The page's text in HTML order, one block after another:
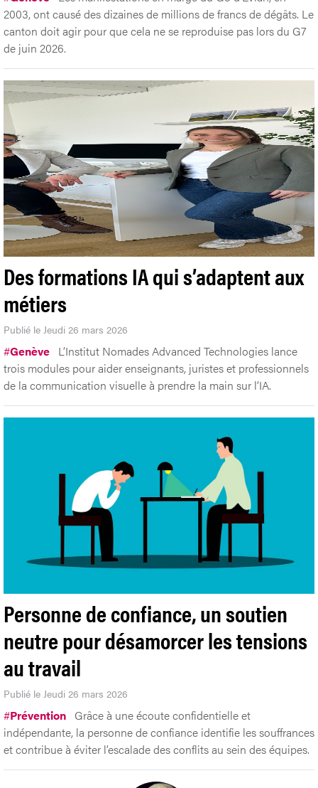
2003, ont causé des dizaines de millions de francs de dégâts. Le
canton doit agir pour que cela ne se reproduise pas lors du G7
de juin 2026.
Des formations IA qui s’adaptent aux
métiers
Publié le Jeudi 26 mars 2026
#Genève L’Institut Nomades Advanced Technologies lance
trois modules pour aider enseignants, juristes et professionnels
de la communication visuelle à prendre la main sur l’IA.
Personne de confiance, un soutien
neutre pour désamorcer les tensions
au travail
Publié le Jeudi 26 mars 2026
#Prévention Grâce à une écoute confidentielle et
indépendante, la personne de confiance identifie les souffrances
et contribue à éviter l’escalade des conflits au sein des équipes.